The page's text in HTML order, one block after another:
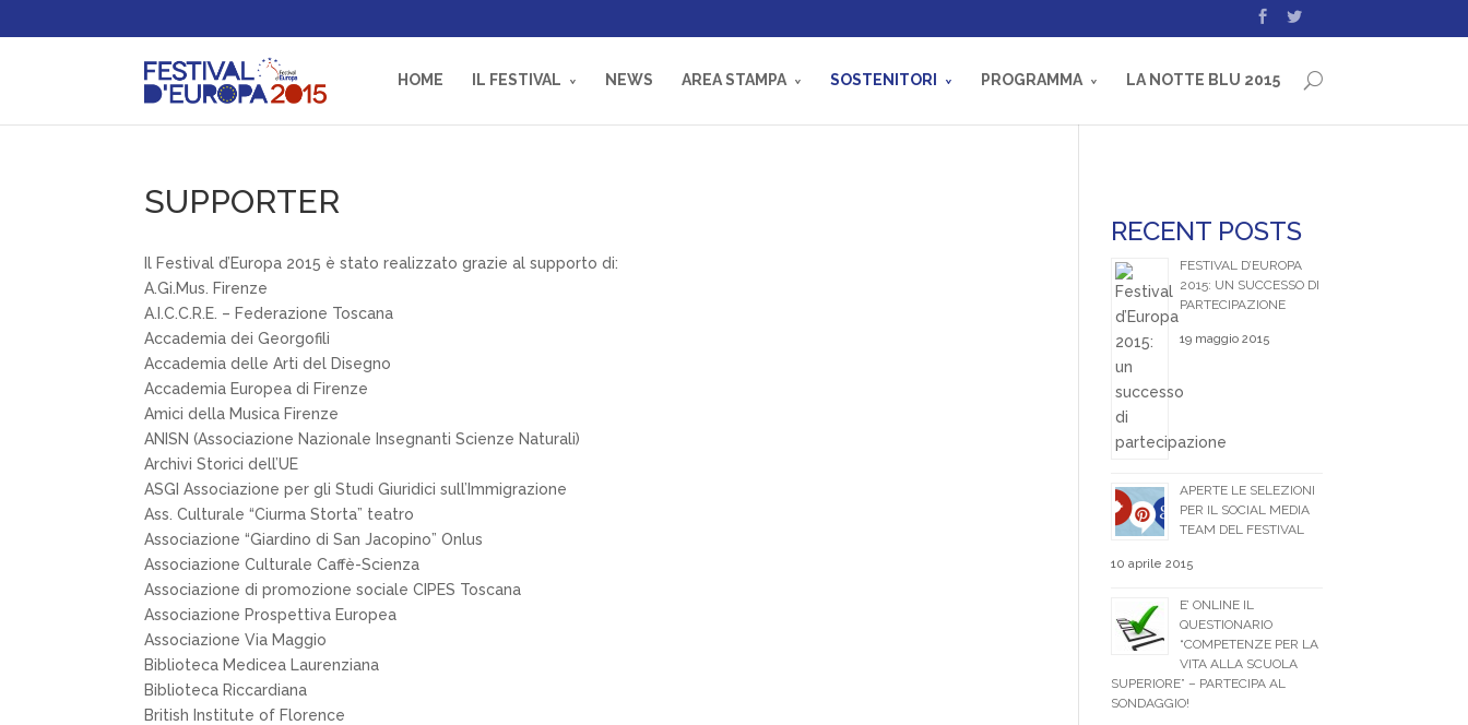
HOME IL FESTIVAL NEWS AREA STAMPA SOSTENITORI PROGRAMMA LA NOTTE BLU 2015
SUPPORTER
Il Festival d’Europa 2015 è stato realizzato grazie al supporto di:
A.Gi.Mus. Firenze
A.I.C.C.R.E. – Federazione Toscana
Accademia dei Georgofili
Accademia delle Arti del Disegno
Accademia Europea di Firenze
Amici della Musica Firenze
ANISN (Associazione Nazionale Insegnanti Scienze Naturali)
Archivi Storici dell’UE
ASGI Associazione per gli Studi Giuridici sull’Immigrazione
Ass. Culturale “Ciurma Storta” teatro
Associazione “Giardino di San Jacopino” Onlus
Associazione Culturale Caffè-Scienza
Associazione di promozione sociale CIPES Toscana
Associazione Prospettiva Europea
Associazione Via Maggio
Biblioteca Medicea Laurenziana
Biblioteca Riccardiana
British Institute of Florence
RECENT POSTS
FESTIVAL D’EUROPA
2015: UN SUCCESSO DI
PARTECIPAZIONE
19 maggio 2015
APERTE LE SELEZIONI
PER IL SOCIAL MEDIA
TEAM DEL FESTIVAL
10 aprile 2015
E’ ONLINE IL
QUESTIONARIO
“COMPETENZE PER LA
VITA ALLA SCUOLA
SUPERIORE” – PARTECIPA AL
SONDAGGIO!